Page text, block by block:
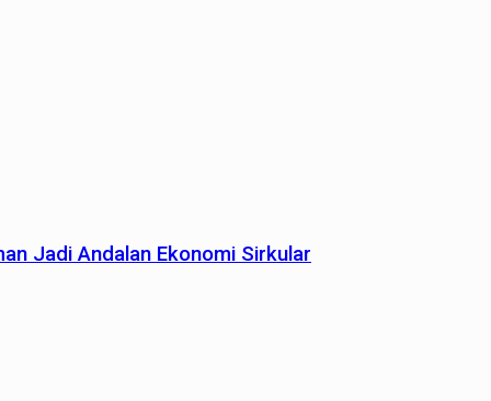
Jadi Andalan Ekonomi Sirkular